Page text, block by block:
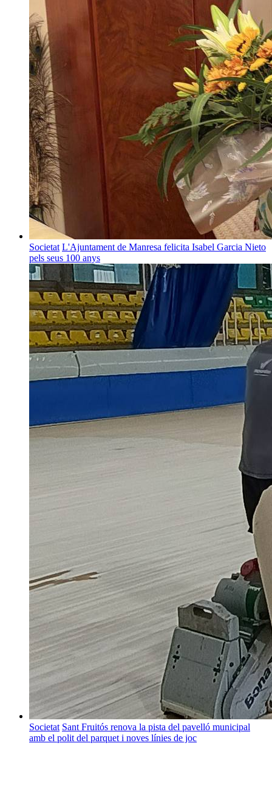
Societat L'Ajuntament de Manresa felicita Isabel Garcia Nieto
pels seus 100 anys
Societat Sant Fruitós renova la pista del pavelló municipal
amb el polit del parquet i noves línies de joc